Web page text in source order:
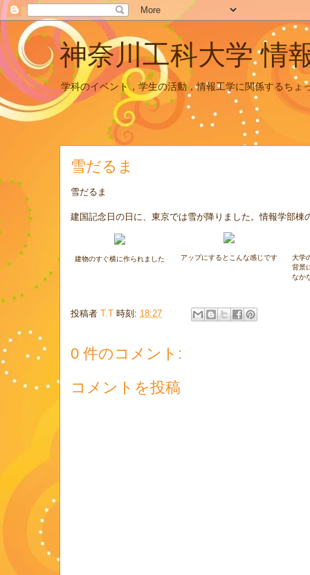
神奈川工科大学 情
学科のイベント，学生の活動，情報工学に関係するちょ
雪だるま
雪だるま
建国記念日の日に、東京では雪が降りました。情報学部棟
建物のすぐ横に作られました アップにするとこんな感じです
大学
背景
なか
投稿者 T.T 時刻: 18:27
0 件のコメント:
コメントを投稿